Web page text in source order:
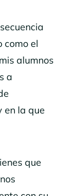
como el
alumnos
a
en la que
que